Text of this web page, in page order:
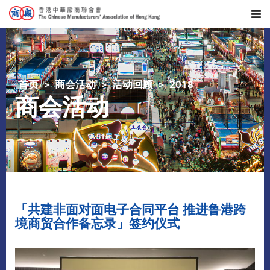
首页 商会活动 活动回顾 2018
商会活动
「共建非面对面电子合同平台 推进鲁港跨
境商贸合作备忘录」签约仪式